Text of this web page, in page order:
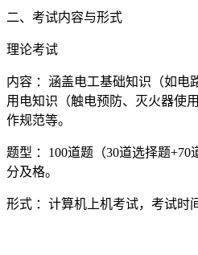
二、考试内容与形式
理论考试
内容 ：涵盖电工基础知识（如电
用电知识（触电预防、灭火器使
作规范等。
题型 ：100道题（30道选择题+70
分及格。
形式 ：计算机上机考试，考试时